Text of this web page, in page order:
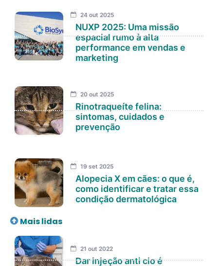
24 out 2025
NUXP 2025: Uma missão
espacial rumo à alta
performance em vendas e
marketing
20 out 2025
Rinotraqueíte felina:
sintomas, cuidados e
prevenção
19 set 2025
Alopecia X em cães: o que é,
como identificar e tratar essa
condição dermatológica
Mais lidas
21 out 2022
Dar injeção anti cio é